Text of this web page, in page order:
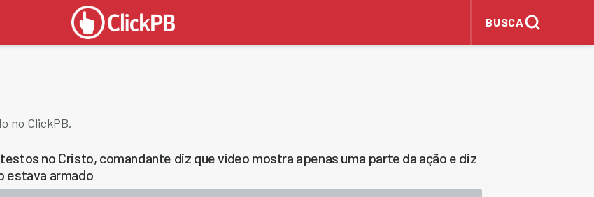
BUSCA
no ClickPB.
no Cristo, comandante diz que vídeo mostra apenas uma parte da ação e diz
estava armado